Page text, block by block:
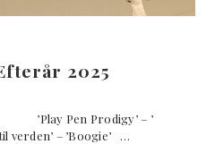
2025
’Play Pen Prodigy’ – ’
verden’ – ’Boogie’ …